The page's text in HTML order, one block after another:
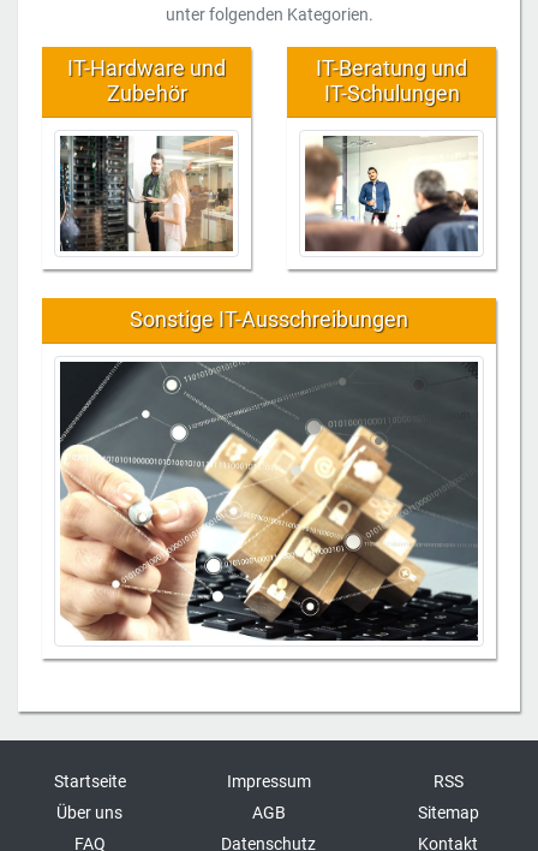
unter folgenden Kategorien.
IT-Hardware und
Zubehör
IT-Beratung und
IT-Schulungen
Sonstige IT-Ausschreibungen
Startseite
Über uns
FAQ
Impressum
AGB
Datenschutz
RSS
Sitemap
Kontakt